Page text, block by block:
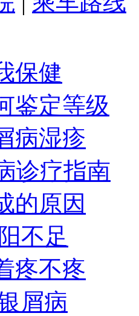
保健
鉴定等级
病湿疹
诊疗指南
的原因
不足
疼不疼
屑病